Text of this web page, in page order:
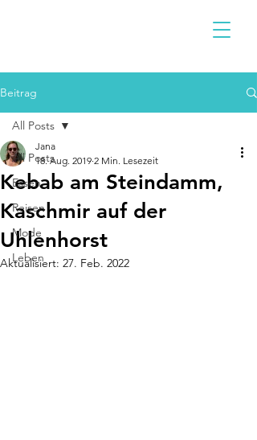
Beitrag
All Posts
Essen
Reisen
Mode
Leben
All Posts
Kebab am Steindamm,
Kaschmir auf der
Uhlenhorst
Jana
18. Aug. 2019 2 Min. Lesezeit
Aktualisiert: 27. Feb. 2022